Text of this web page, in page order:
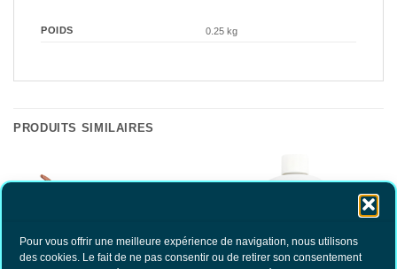
Pour vous offrir une meilleure expérience de navigation, nous utilisons
des cookies. Le fait de ne pas consentir ou de retirer son consentement
POIDS 0.25 kg
PRODUITS SIMILAIRES